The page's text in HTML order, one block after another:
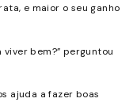
e maior o seu ganho
bem?” perguntou
ajuda a fazer boas